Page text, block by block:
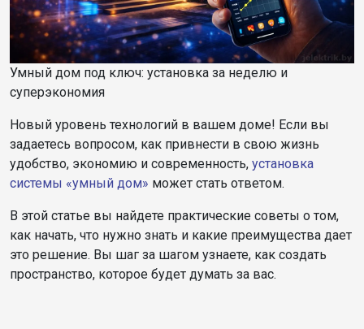
Умный дом под ключ: установка за неделю и
суперэкономия
Новый уровень технологий в вашем доме! Если вы
задаетесь вопросом, как привнести в свою жизнь
удобство, экономию и современность, установка
системы «умный дом» может стать ответом.
В этой статье вы найдете практические советы о том,
как начать, что нужно знать и какие преимущества дает
это решение. Вы шаг за шагом узнаете, как создать
пространство, которое будет думать за вас.